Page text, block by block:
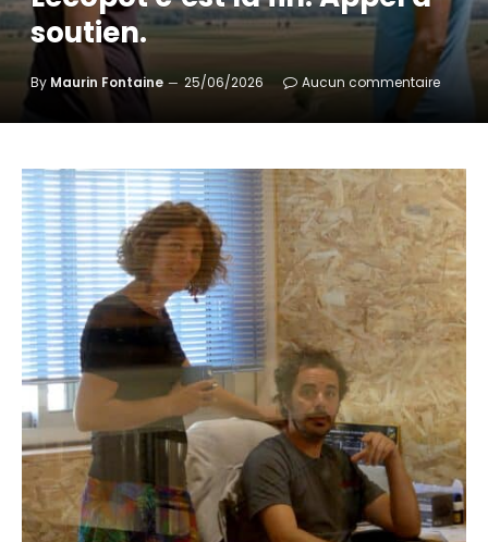
soutien.
By Maurin Fontaine 25/06/2026 Aucun commentaire